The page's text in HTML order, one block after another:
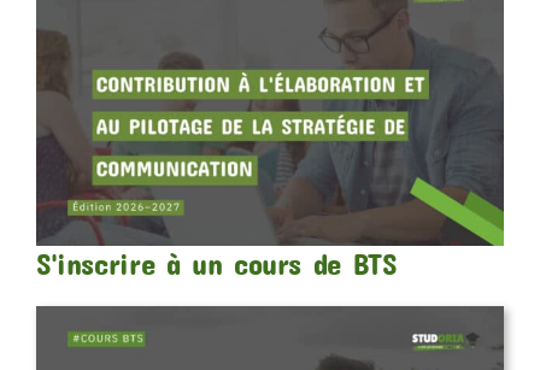
S'inscrire à un cours de BTS